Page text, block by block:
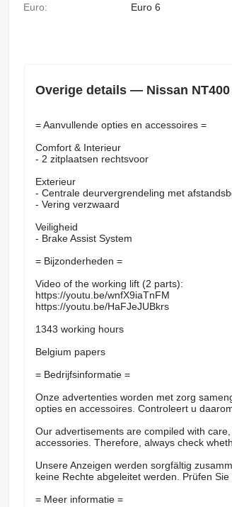
Euro: Euro 6
Overige details — Nissan NT400
= Aanvullende opties en accessoires =
Comfort & Interieur
- 2 zitplaatsen rechtsvoor
Exterieur
- Centrale deurvergrendeling met
- Vering verzwaard
Veiligheid
- Brake Assist System
= Bijzonderheden =
Video of the working lift (2 parts):
https://youtu.be/wnfX9iaTnFM
https://youtu.be/HaFJeJUBkrs
1343 working hours
Belgium papers
= Bedrijfsinformatie =
Onze advertenties worden met zorg
opties en accessoires. Controleert u
Our advertisements are compiled with
accessories. Therefore, always check
Unsere Anzeigen werden sorgfältig
keine Rechte abgeleitet werden. Prüfen
= Meer informatie =